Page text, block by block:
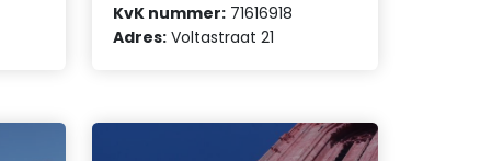
KvK nummer: 71616918
Adres: Voltastraat 21